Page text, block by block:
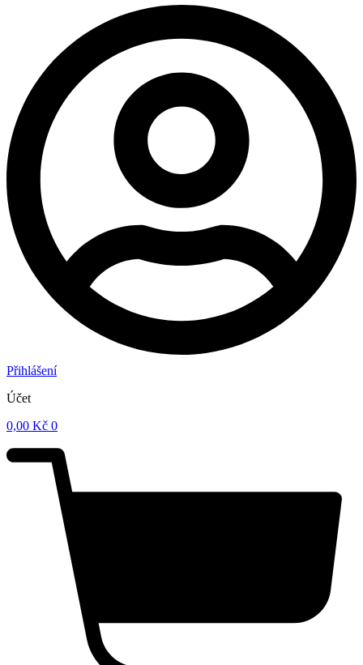
Přihlášení
Účet
0,00 Kč 0